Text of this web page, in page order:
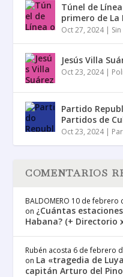
Túnel de
primero de La
Oct 27, 2024|
Jesús Villa
Oct 23, 2024|
Partido
Partidos de
Oct 23, 2024|
COMENTARIOS
BALDOMERO 10 de febrero
on ¿Cuántas
Habana? (+ Directorio
Rubén acosta 6 de febrero
on La «tragedia de
capitán Arturo del Pino